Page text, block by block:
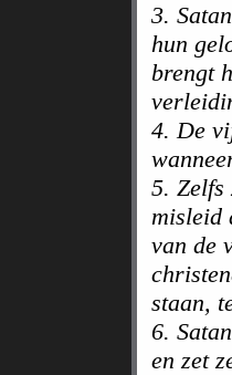
3.
hun
brengt
4. De
5. Zelfs
misleid
van de
staan,
6.
en zet